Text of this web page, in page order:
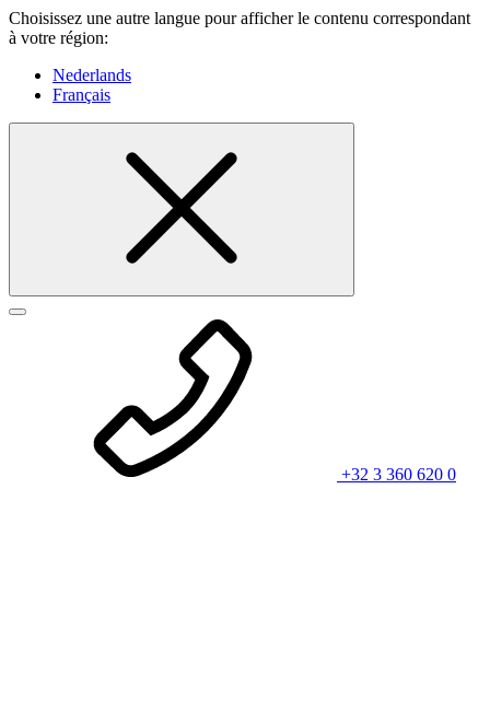
Choisissez une autre langue pour afficher le contenu correspondant
à votre région:
Nederlands
Français
+32 3 360 620 0